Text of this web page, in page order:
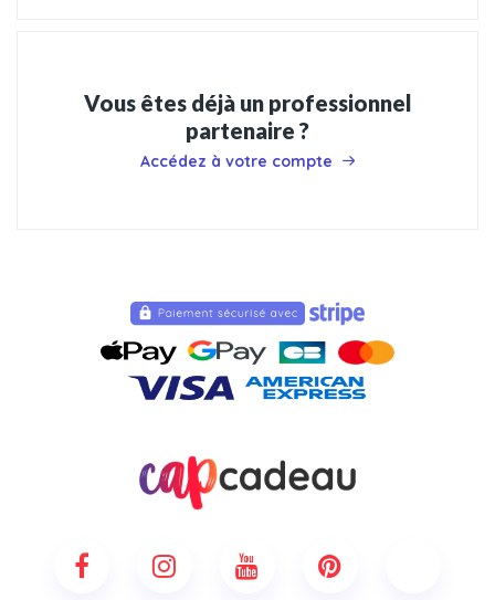
Vous êtes déjà un professionnel
partenaire ?
Accédez à votre compte